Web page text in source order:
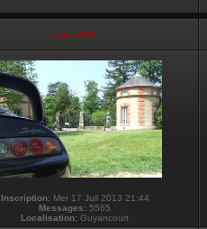
vmax330
Inscription:Mer 17 Juil 2013 21:44
Messages: 5565
Localisation: Guyancourt